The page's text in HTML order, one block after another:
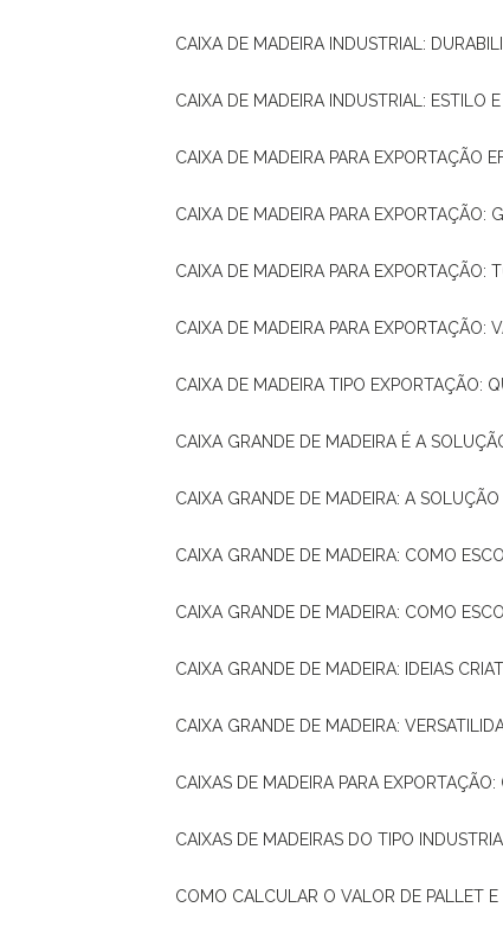
CAIXA DE MADEIRA INDUSTRIAL:
CAIXA DE MADEIRA INDUSTRIAL: ESTILO
CAIXA DE MADEIRA PARA EXPORTAÇÃO
CAIXA DE MADEIRA PARA EXPORTAÇÃO:
CAIXA DE MADEIRA PARA
CAIXA DE MADEIRA PARA EXPORTAÇÃO:
CAIXA DE MADEIRA TIPO EXPORTAÇÃO:
CAIXA GRANDE DE MADEIRA É A
CAIXA GRANDE DE MADEIRA: A
CAIXA GRANDE DE MADEIRA: COMO
CAIXA GRANDE DE MADEIRA: COMO
CAIXA GRANDE DE MADEIRA: IDEIAS
CAIXA GRANDE DE MADEIRA:
CAIXAS DE MADEIRA PARA
CAIXAS DE MADEIRAS DO TIPO
COMO CALCULAR O VALOR DE PALLET